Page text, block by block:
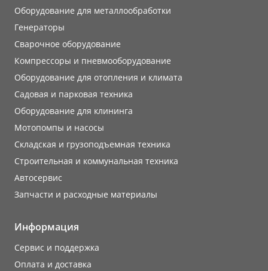
Оборудование для металлообработки
Генераторы
Сварочное оборудование
Компрессоры и пневмооборудование
Оборудование для отопления и климата
Садовая и парковая техника
Оборудование для клининга
Мотопомпы и насосы
Складская и грузоподъемная техника
Строительная и коммунальная техника
Автосервис
Запчасти и расходные материалы
Информация
Сервис и поддержка
Оплата и доставка